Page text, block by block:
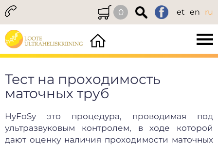
0 et en ru
Тест на проходимость
маточных труб
HyFoSy это процедура, проводимая под
ультразвуковым контролем, в ходе которой
дают оценку наличия проходимости маточных